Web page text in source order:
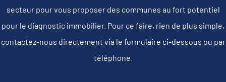
secteur pour vous proposer des communes au fort potentiel
pour le diagnostic immobilier. Pour ce faire, rien de plus simple,
contactez-nous directement via le formulaire ci-dessous ou par
téléphone.